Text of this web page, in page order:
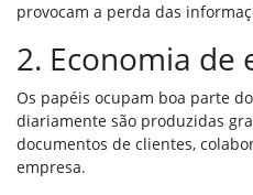
provocam a perda das
2. Economia de
Os papéis ocupam boa parte
diariamente são produzidas
documentos de clientes,
empresa.